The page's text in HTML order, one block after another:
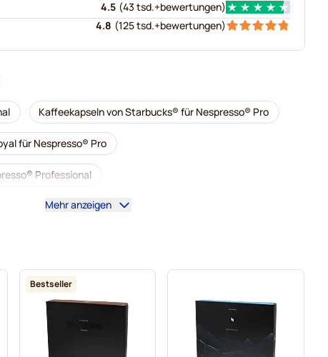
4.5 (43 tsd.+bewertungen)
4.8 (125 tsd.+bewertungen)
Kaffeekapseln von Starbucks® für Nespresso® Pro
für Nespresso® Pro
Professional
Entkoffeinierter Kaffee für Nespresso® Pro
Pro Kaffeekapseln für NEspresso® pro
Professional
Mehr anzeigen
Bestseller